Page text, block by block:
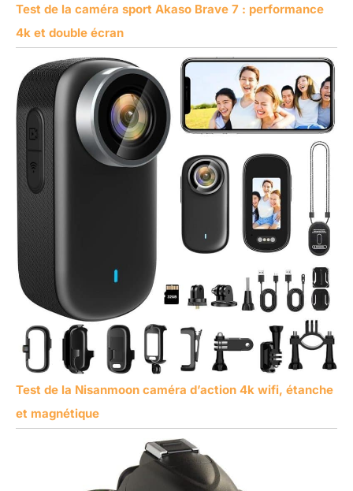
Test de la caméra sport Akaso Brave 7 : performance
4k et double écran
Test de la Nisanmoon caméra d’action 4k wifi, étanche
et magnétique